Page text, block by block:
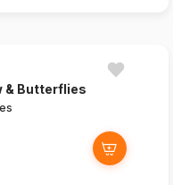
& Butterflies